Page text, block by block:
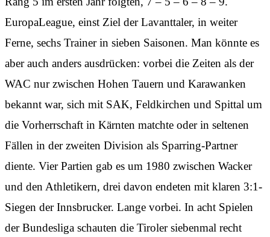
EuropaLeague, einst Ziel der Lavanttaler, in weiter
Ferne, sechs Trainer in sieben Saisonen. Man könnte es
aber auch anders ausdrücken: vorbei die Zeiten als der
WAC nur zwischen Hohen Tauern und Karawanken
bekannt war, sich mit SAK, Feldkirchen und Spittal um
die Vorherrschaft in Kärnten matchte oder in seltenen
Fällen in der zweiten Division als Sparring-Partner
diente. Vier Partien gab es um 1980 zwischen Wacker
und den Athletikern, drei davon endeten mit klaren 3:1-
Siegen der Innsbrucker. Lange vorbei. In acht Spielen
der Bundesliga schauten die Tiroler siebenmal recht